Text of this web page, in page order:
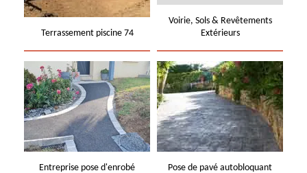
Terrassement piscine 74
Voirie, Sols & Revêtements
Extérieurs
Entreprise pose d'enrobé
Pose de pavé autobloquant